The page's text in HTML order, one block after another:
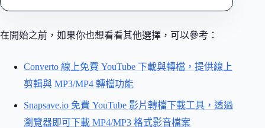
在開始之前，如果你也想看看其他選擇，可以參考：
Converto 線上免費 YouTube 下載與轉檔，提供線上
剪輯與 MP3/MP4 轉檔功能
Snapsave.io 免費 YouTube 影片轉檔下載工具，透過
瀏覽器即可下載 MP4/MP3 格式影音檔案